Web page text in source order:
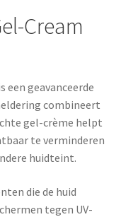
Cream
een geavanceerde
combineert
gel-crème helpt
te verminderen
huidteint.
die de huid
tegen UV-